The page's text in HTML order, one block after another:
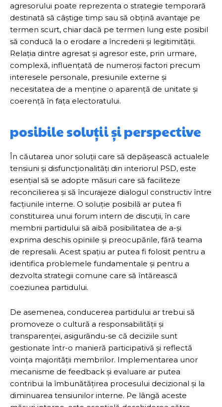
agresorului poate reprezenta o strategie temporară
destinată să câștige timp sau să obțină avantaje pe
termen scurt, chiar dacă pe termen lung este posibil
să conducă la o erodare a încrederii și legitimității.
Relația dintre agresat și agresor este, prin urmare,
complexă, influențată de numeroși factori precum
interesele personale, presiunile externe și
necesitatea de a menține o aparență de unitate și
coerență în fața electoratului.
posibile soluții și perspective
În căutarea unor soluții care să depășească actualele
tensiuni și disfuncționalități din interiorul PSD, este
esențial să se adopte măsuri care să faciliteze
reconcilierea și să încurajeze dialogul constructiv între
facțiunile interne. O soluție posibilă ar putea fi
constituirea unui forum intern de discuții, în care
membrii partidului să aibă posibilitatea de a-și
exprima deschis opiniile și preocupările, fără teama
de represalii. Acest spațiu ar putea fi folosit pentru a
identifica problemele fundamentale și pentru a
dezvolta strategii comune care să întărească
coeziunea partidului.
De asemenea, conducerea partidului ar trebui să
promoveze o cultură a responsabilității și
transparenței, asigurându-se că deciziile sunt
gestionate într-o manieră participativă și reflectă
voința majorității membrilor. Implementarea unor
mecanisme de feedback și evaluare ar putea
contribui la îmbunătățirea procesului decizional și la
diminuarea tensiunilor interne. Pe lângă aceste